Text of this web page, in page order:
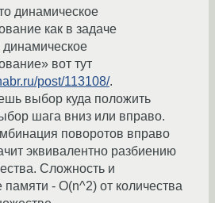
динамическое
как в задаче
вот тут
post/113108/.
выбор куда положить
шага вниз или вправо.
поворотов вправо
эквивалентно разбиению
Сложность и
памяти - O(n^2) от количества